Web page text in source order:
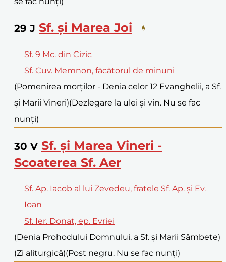
29 J Sf. și Marea Joi
Sf. 9 Mc. din Cizic
Sf. Cuv. Memnon, făcătorul de minuni
(Pomenirea morților - Denia celor 12 Evanghelii, a Sf.
și Marii Vineri)(Dezlegare la ulei și vin. Nu se fac
nunți)
30 V Sf. și Marea Vineri -
Scoaterea Sf. Aer
Sf. Ap. Iacob al lui Zevedeu, fratele Sf. Ap. și Ev.
Ioan
Sf. Ier. Donat, ep. Evriei
(Denia Prohodului Domnului, a Sf. și Marii Sâmbete)
(Zi aliturgică)(Post negru. Nu se fac nunți)